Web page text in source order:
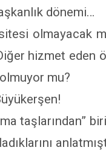
dönemi…
olmayacak
hizmet eden
mu?
taşlarından”